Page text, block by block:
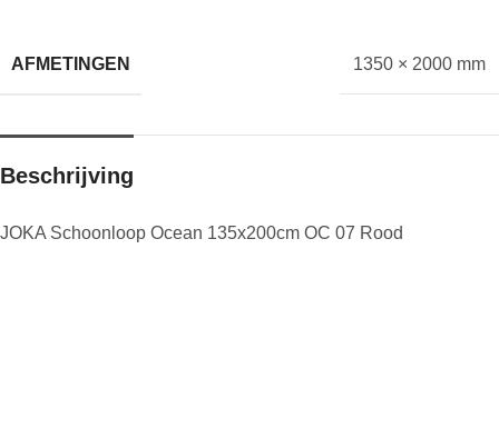
AFMETINGEN 1350 × 2000 mm
Beschrijving
JOKA Schoonloop Ocean 135x200cm OC 07 Rood